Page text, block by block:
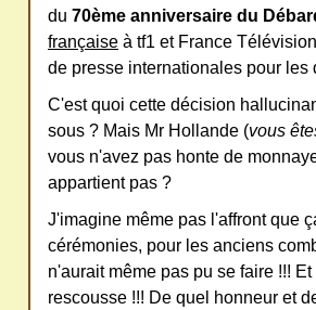
du 70ème anniversaire du
française à tf1 et France
de presse internationales pour les
C'est quoi cette décision
sous ? Mais Mr Hollande (vous
vous n'avez pas honte de
appartient pas ?
J'imagine même pas l'affront que
cérémonies, pour les anciens
n'aurait même pas pu se faire !!!
rescousse !!! De quel honneur et